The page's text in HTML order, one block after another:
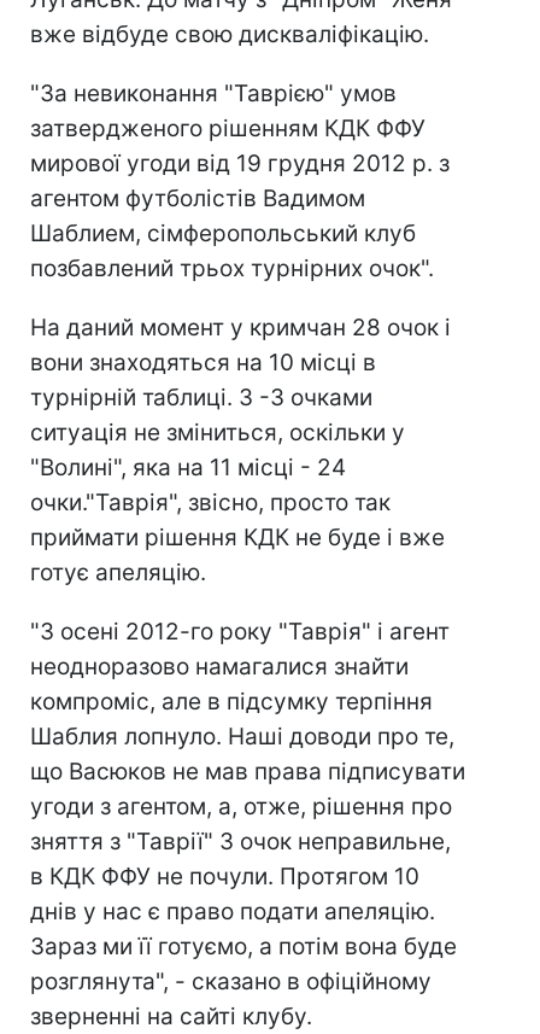
вже відбуде свою дискваліфікацію.
"За невиконання "Таврією" умов
затвердженого рішенням КДК ФФУ
мирової угоди від 19 грудня 2012 р. з
агентом футболістів Вадимом
Шаблием, сімферопольський клуб
позбавлений трьох турнірних очок".
На даний момент у кримчан 28 очок і
вони знаходяться на 10 місці в
турнірній таблиці. З -3 очками
ситуація не зміниться, оскільки у
"Волині", яка на 11 місці - 24
очки."Таврія", звісно, просто так
приймати рішення КДК не буде і вже
готує апеляцію.
"З осені 2012-го року "Таврія" і агент
неодноразово намагалися знайти
компроміс, але в підсумку терпіння
Шаблия лопнуло. Наші доводи про те,
що Васюков не мав права підписувати
угоди з агентом, а, отже, рішення про
зняття з "Таврії" 3 очок неправильне,
в КДК ФФУ не почули. Протягом 10
днів у нас є право подати апеляцію.
Зараз ми її готуємо, а потім вона буде
розглянута", - сказано в офіційному
зверненні на сайті клубу.